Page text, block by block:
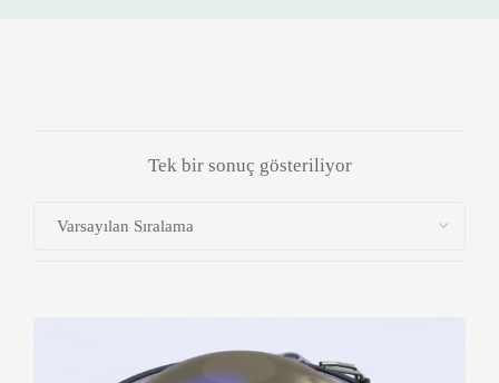
Tek bir sonuç gösteriliyor